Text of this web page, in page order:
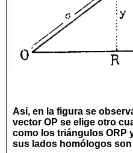
Así, en la figura se
vector OP se elige otro
como los triángulos ORP
sus lados homólogos